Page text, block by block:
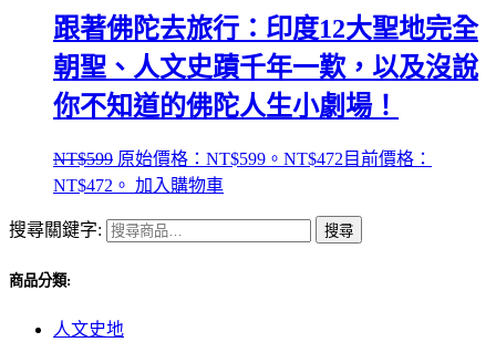
跟著佛陀去旅行：印度12大聖地完全
朝聖、人文史蹟千年一歎，以及沒說
你不知道的佛陀人生小劇場！
NT$599 原始價格：NT$599。 NT$472目前價格：
NT$472。 加入購物車
搜尋關鍵字: 搜尋
商品分類:
人文史地